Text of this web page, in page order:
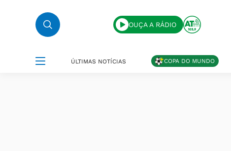
OUÇA A RÁDIO
ÚLTIMAS NOTÍCIAS COPA DO MUNDO